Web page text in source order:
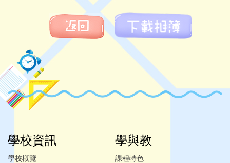
學校資訊
學校概覽
學與教
課程特色